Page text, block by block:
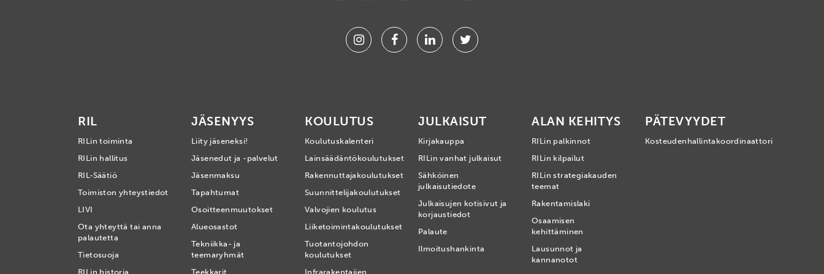
InstagramFacebookLinkedinTwitter
RIL
RILin toiminta
RILin hallitus
RIL-Säätiö
Toimiston yhteystiedot
LIVI
Ota yhteyttä tai anna
palautetta
Tietosuoja
RILin historia
JÄSENYYS
Liity jäseneksi!
Jäsenedut ja -palvelut
Jäsenmaksu
Tapahtumat
Osoitteenmuutokset
Alueosastot
Tekniikka- ja
teemaryhmät
Teekkarit
KOULUTUS
Koulutuskalenteri
Lainsäädäntökoulutukset
Rakennuttajakoulutukset
Suunnittelijakoulutukset
Valvojien koulutus
Liiketoimintakoulutukset
Tuotantojohdon
koulutukset
Infrarakentajien
JULKAISUT
Kirjakauppa
RILin vanhat julkaisut
Sähköinen
julkaisutiedote
Julkaisujen kotisivut ja
korjaustiedot
Palaute
Ilmoitushankinta
ALAN KEHITYS
RILin palkinnot
RILin kilpailut
RILin strategiakauden
teemat
Rakentamislaki
Osaamisen
kehittäminen
Lausunnot ja
kannanotot
PÄTEVYYDET
Kosteudenhallintakoordinaattori